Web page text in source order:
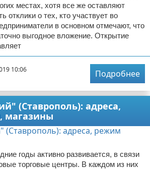
местах, хотя все же оставляют
отклики о тех, кто участвует во
в основном отмечают, что
выгодное вложение. Открытие
10:06
Подробнее
(Ставрополь): адреса,
магазины
годы активно развивается, в связи
торговые центры. В каждом из них